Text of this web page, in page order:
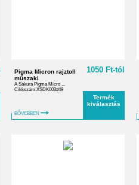
Pigma Micron rajztoll
műszaki
A Sakura Pigma Micro ...
Cikkszám:XSDK003#49
BŐVEBBEN
1050 Ft-tól
Termék
kiválasztás